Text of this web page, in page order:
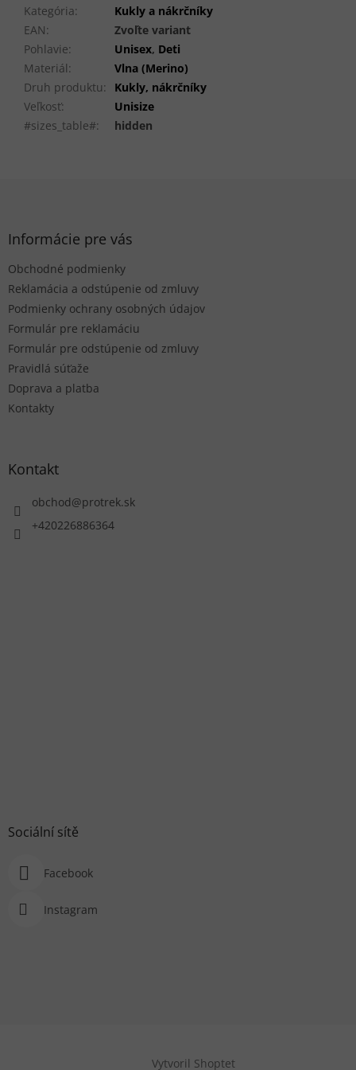
Kategória:
Kukly a nákrčníky
EAN:
Zvoľte variant
Pohlavie: Unisex, Deti
Materiál:
Vlna (Merino)
Druh produktu:
Kukly, nákrčníky
Veľkosť:
Unisize
#sizes_table#: hidden
Informácie pre vás
Obchodné podmienky
Reklamácia a odstúpenie od zmluvy
Podmienky ochrany osobných údajov
Formulár pre reklamáciu
Formulár pre odstúpenie od zmluvy
Pravidlá súťaže
Doprava a platba
Kontakty
Kontakt
obchod@protrek.sk
+420226886364
Sociální sítě
Facebook
Instagram
Vytvoril Shoptet